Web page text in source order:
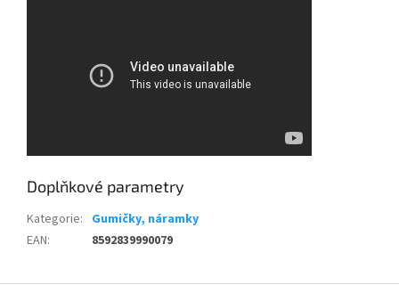
Doplňkové parametry
Kategorie: Gumičky, náramky
EAN: 8592839990079